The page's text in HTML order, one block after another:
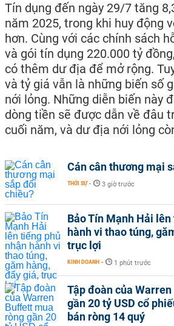
Tín dụng đến ngày 29/7 tăng
năm 2025, trong khi huy động
hơn. Cùng với các chính sách
và gói tín dụng 220.000 tỷ
có thêm dư địa để mở rộng.
và tỷ giá vẫn là những biến số
nới lỏng. Những diễn biến này
dòng tiền sẽ được dẫn về đâu
cuối năm, và dư địa nới lỏng
Cán cân thương mại
THỜI SỰ - 3 giờ trước
Bảo Tín Mạnh Hải
hành vi thao túng,
trục lợi
KINH DOANH - 1 phút trước
Tập đoàn của
gần 20 tỷ USD cổ
bán ròng 14 quý